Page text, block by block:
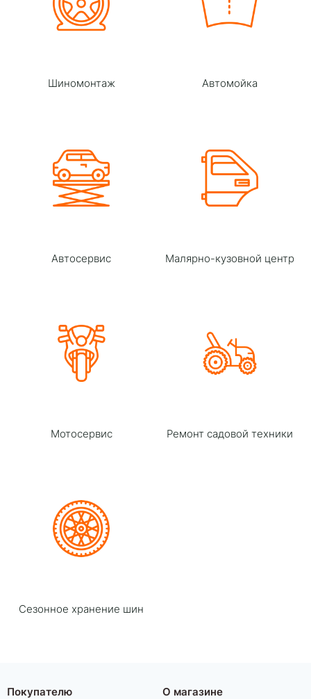
Шиномонтаж Автомойка
Автосервис Малярно-кузовной центр
Мотосервис Ремонт садовой техники
Сезонное хранение шин
Покупателю О магазине